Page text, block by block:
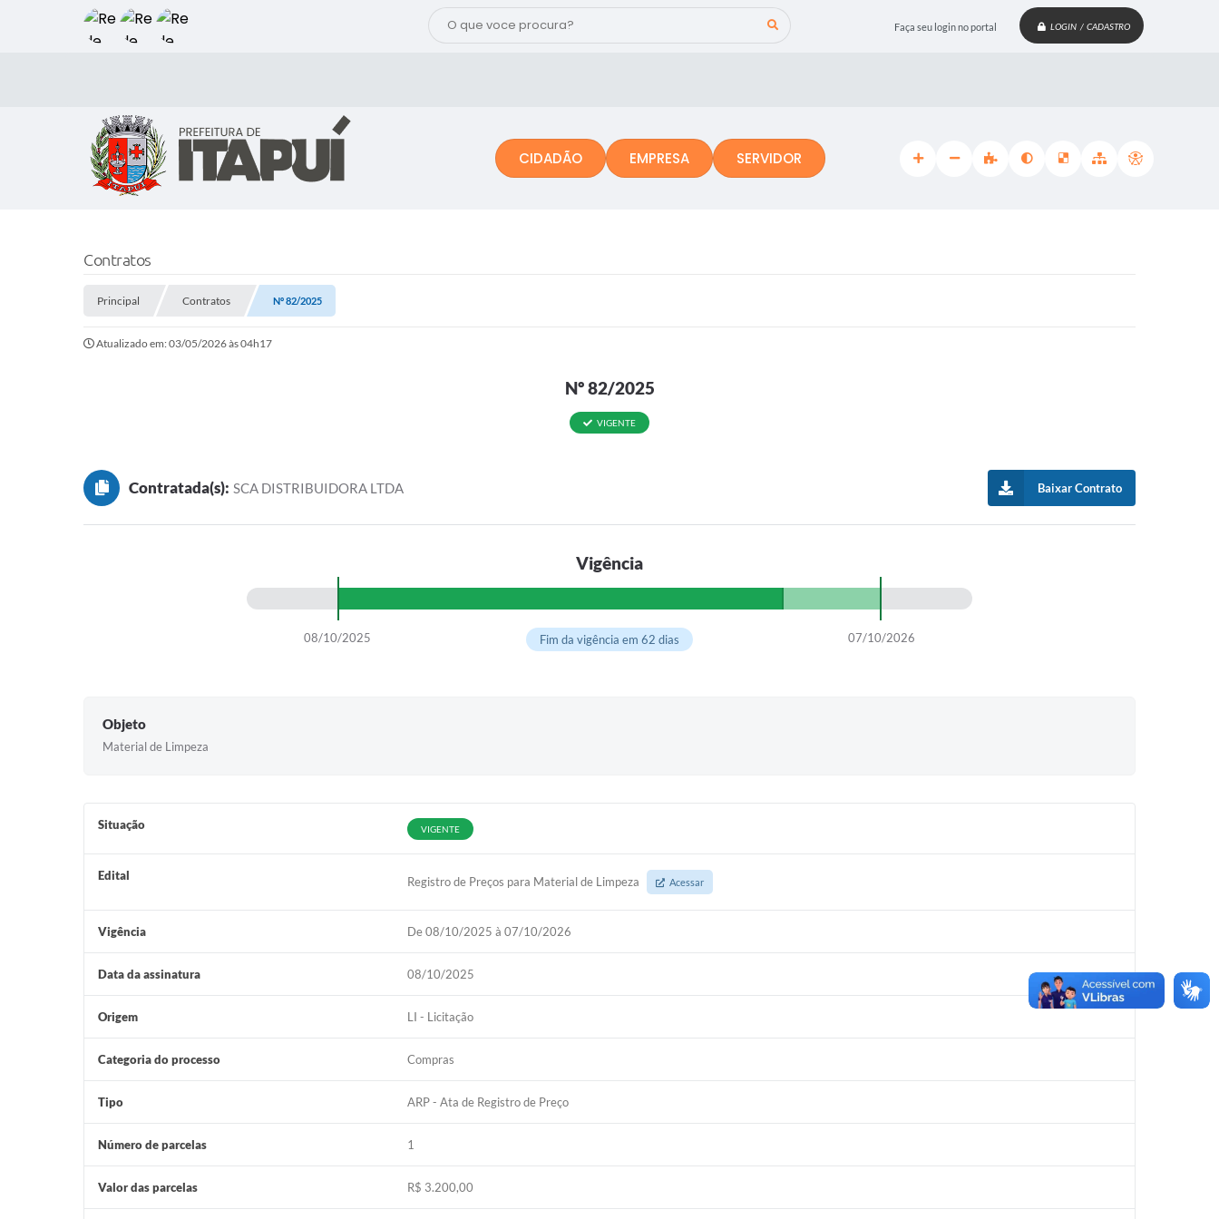
Faça seu login no portal LOGIN / CADASTRO
CIDADÃO EMPRESA SERVIDOR
Contratos
Principal Contratos Nº 82/2025
Atualizado em: 03/05/2026 às 04h17
Nº 82/2025
VIGENTE
Contratada(s): SCA DISTRIBUIDORA LTDA Baixar Contrato
Vigência
08/10/2025 07/10/2026
Fim da vigência em 62 dias
Objeto
Material de Limpeza
Situação VIGENTE
Edital Registro de Preços para Material de Limpeza Acessar
Vigência De 08/10/2025 à 07/10/2026
Data da assinatura 08/10/2025
Origem LI - Licitação
Categoria do processo Compras
Tipo ARP - Ata de Registro de Preço
Número de parcelas 1
Valor das parcelas R$ 3.200,00